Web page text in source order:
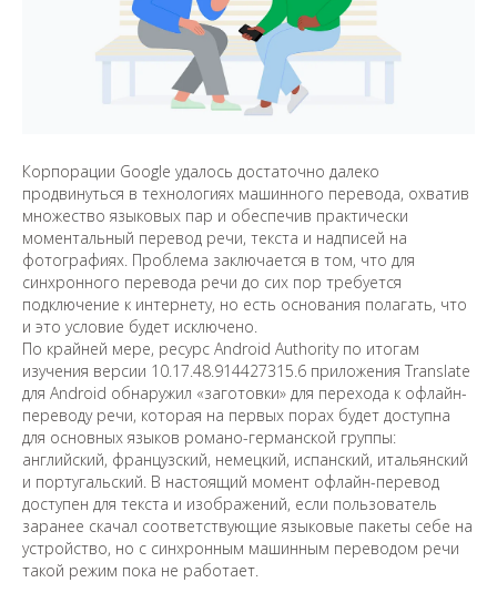
Корпорации Google удалось достаточно далеко
продвинуться в технологиях машинного перевода, охватив
множество языковых пар и обеспечив практически
моментальный перевод речи, текста и надписей на
фотографиях. Проблема заключается в том, что для
синхронного перевода речи до сих пор требуется
подключение к интернету, но есть основания полагать, что
и это условие будет исключено.
По крайней мере, ресурс Android Authority по итогам
изучения версии 10.17.48.914427315.6 приложения Translate
для Android обнаружил «заготовки» для перехода к офлайн-
переводу речи, которая на первых порах будет доступна
для основных языков романо-германской группы:
английский, французский, немецкий, испанский, итальянский
и португальский. В настоящий момент офлайн-перевод
доступен для текста и изображений, если пользователь
заранее скачал соответствующие языковые пакеты себе на
устройство, но с синхронным машинным переводом речи
такой режим пока не работает.